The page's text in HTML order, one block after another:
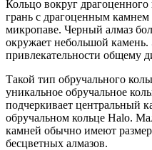
Кольцо вокруг
грань с драгоценным камнем
микропаве. Черный алмаз
окружает небольшой камень.
привлекательности общему
Такой тип обручального
уникальное обручальное
подчеркивает центральный
обручальном кольце Halo.
камней обычно имеют
бесцветных алмазов.